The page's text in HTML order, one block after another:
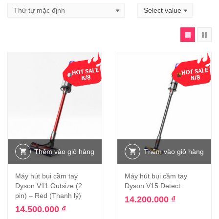
Thêm vào giỏ hàng
Máy hút bụi cầm tay
Dyson V11 Outsize (2
pin) – Red (Thanh lý)
14.500.000 ₫
Thêm vào giỏ hàng
Máy hút bụi cầm tay
Dyson V15 Detect
14.200.000 ₫